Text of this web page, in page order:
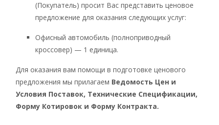
(Покупатель) просит Вас представить ценовое
предложение для оказания следующих услуг:
Офисный автомобиль (полноприводный
кроссовер) — 1 единица.
Для оказания вам помощи в подготовке ценового
предложения мы прилагаем Ведомость Цен и
Условия Поставок, Технические Спецификации,
Форму Котировок и Форму Контракта.